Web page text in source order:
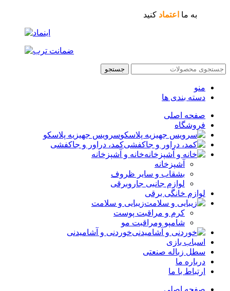
به ما اعتماد کنید
جستجو
منو
دسته بندی ها
صفحه اصلی
فروشگاه
سرویس جهیزیه پلاسکو
کمد، دراور و جاکفشی
خانه و آشپزخانه
آشپزخانه
بشقاب و سایر ظروف
لوازم جانبی جاروبرقی
لوازم خانگی برقی
زیبایی و سلامت
کرم و مراقبت پوست
شامپو ومراقبت مو
خوردنی و آشامیدنی
اسباب بازی
سطل زباله صنعتی
درباره ما
ارتباط با ما